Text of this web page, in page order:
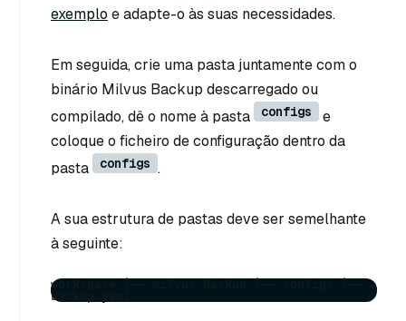
exemplo e adapte-o às suas necessidades.
Em seguida, crie uma pasta juntamente com o
binário Milvus Backup descarregado ou
compilado, dê o nome à pasta
configs
e
coloque o ficheiro de configuração dentro da
pasta
configs .
A sua estrutura de pastas deve ser semelhante
à seguinte:
workspace ├── milvus-backup └── configs └──
backup.yaml